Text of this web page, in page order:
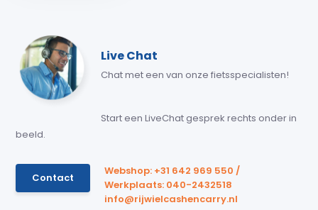
Live Chat
Chat met een van onze fietsspecialisten!
Start een LiveChat gesprek rechts onder in
beeld.
Contact
Webshop: +31 642 969 550 /
Werkplaats: 040-2432518
info@rijwielcashencarry.nl